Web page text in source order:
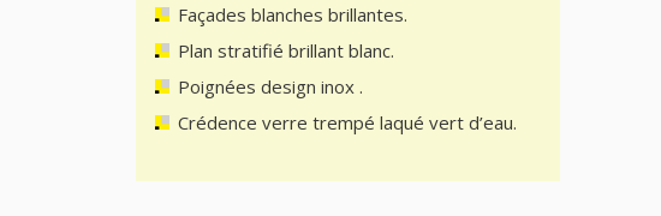
Façades blanches brillantes.
Plan stratifié brillant blanc.
Poignées design inox .
Crédence verre trempé laqué vert d’eau.